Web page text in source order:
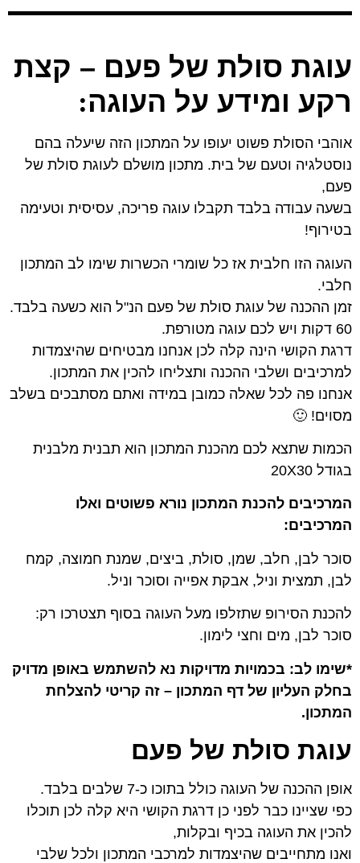
עוגת סולת של פעם – קצת
רקע ומידע על העוגה:
אוהבי הסולת פשוט יעופו על המתכון הזה שיעלה בהם
נוסטלגיה וטעם של בית. מתכון מושלם לעוגת סולת של
פעם,
בשעה עבודה בלבד תקבלו עוגה פריכה, עסיסית וטעימה
בטירוף!
העוגה הזו חלבית אז כל שומרי הכשרות שימו לב המתכון
חלבי.
זמן ההכנה של עוגת סולת של פעם הנ"ל הוא כשעה בלבד.
60 דקות ויש לכם עוגה מטורפת.
דרגת הקושי הינה קלה לכן אנחנו מבטיחים שהיצמדות
למרכיבים ושלבי ההכנה ותצליחו להכין את המתכון.
אנחנו פה לכל שאלה כמובן במידה ואתם מסתבכים בשלב
מסוים! 🙂
הכמות שתצא לכם מהכנת המתכון הוא תבנית מלבנית
בגודל 20X30
המרכיבים להכנת המתכון נורא פשוטים ואלו
המרכיבים:
סוכר לבן, חלב, שמן, סולת, ביצים, שמנת חמוצה, קמח
לבן, תמצית וניל, אבקת אפייה וסוכר וניל.
להכנת הסירופ שתזלפו מעל העוגה בסוף תצטרכו רק:
סוכר לבן, מים וחצי לימון.
*שימו לב: בכמויות מדויקות נא להשתמש באופן מדויק
בחלק העליון של דף המתכון – זה קריטי להצלחת
המתכון.
עוגת סולת של פעם
אופן ההכנה של העוגה כולל בתוכו כ-7 שלבים בלבד.
כפי שציינו כבר לפני כן דרגת הקושי היא קלה לכן תוכלו
להכין את העוגה בכיף ובקלות,
ואנו מתחייבים שהיצמדות למרכבי המתכון ולכל שלבי